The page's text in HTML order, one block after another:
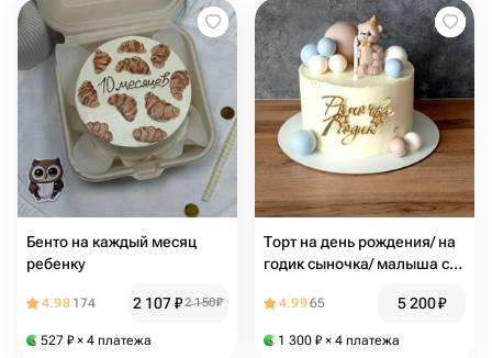
Бенто на каждый месяц
ребенку
4.98 174 2 107₽2 150₽
527 ₽ × 4 платежа
Торт на день рождения/ на
годик сыночка/ малыша с
4.9965 5 200₽
1 300 ₽ × 4 платежа